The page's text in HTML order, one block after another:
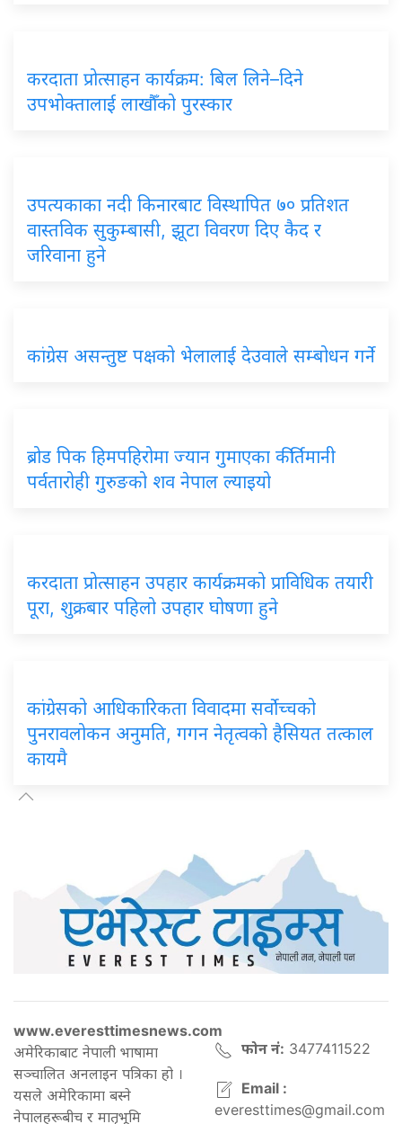
करदाता प्रोत्साहन कार्यक्रम: बिल लिने–दिने
उपभोक्तालाई लाखौँको पुरस्कार
उपत्यकाका नदी किनारबाट विस्थापित ७० प्रतिशत
वास्तविक सुकुम्बासी, झूटा विवरण दिए कैद र
जरिवाना हुने
कांग्रेस असन्तुष्ट पक्षको भेलालाई देउवाले सम्बोधन गर्ने
ब्रोड पिक हिमपहिरोमा ज्यान गुमाएका कीर्तिमानी
पर्वतारोही गुरुङको शव नेपाल ल्याइयो
करदाता प्रोत्साहन उपहार कार्यक्रमको प्राविधिक तयारी
पूरा, शुक्रबार पहिलो उपहार घोषणा हुने
कांग्रेसको आधिकारिकता विवादमा सर्वोच्चको
पुनरावलोकन अनुमति, गगन नेतृत्वको हैसियत तत्काल
कायमै
www.everesttimesnews.com
अमेरिकाबाट नेपाली भाषामा
सञ्चालित अनलाइन पत्रिका हो ।
यसले अमेरिकामा बस्ने
नेपालहरूबीच र मातृभूमि
फोन नं: 3477411522
Email :
everesttimes@gmail.com